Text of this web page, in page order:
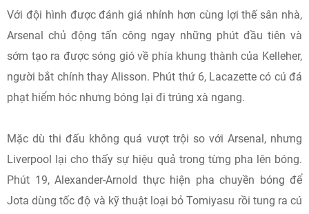
Với đội hình được đánh giá nhỉnh hơn cùng lợi thế sân nhà,
Arsenal chủ động tấn công ngay những phút đầu tiên và
sớm tạo ra được sóng gió về phía khung thành của Kelleher,
người bắt chính thay Alisson. Phút thứ 6, Lacazette có cú đá
phạt hiểm hóc nhưng bóng lại đi trúng xà ngang.
Mặc dù thi đấu không quá vượt trội so với Arsenal, nhưng
Liverpool lại cho thấy sự hiệu quả trong từng pha lên bóng.
Phút 19, Alexander-Arnold thực hiện pha chuyền bóng để
Jota dùng tốc độ và kỹ thuật loại bỏ Tomiyasu rồi tung ra cú